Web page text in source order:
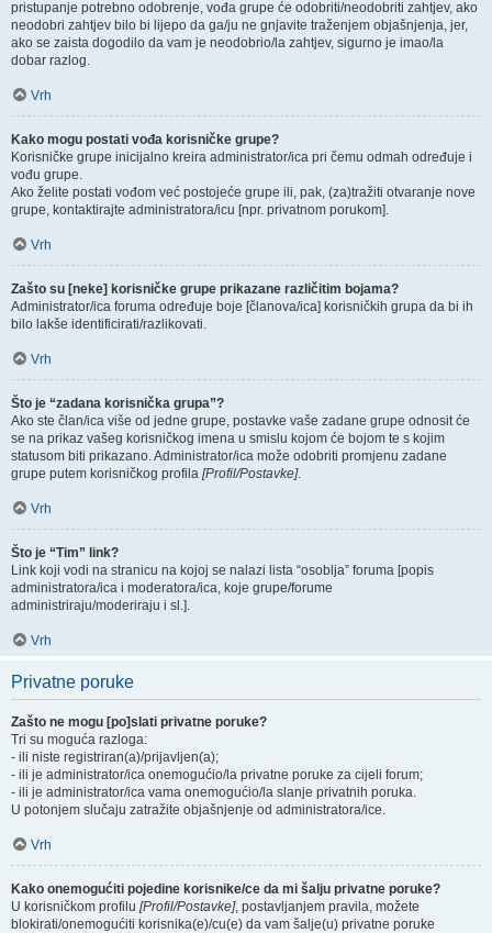
pristupanje potrebno odobrenje, vođa grupe će odobriti/neodobriti zahtjev, ako
neodobri zahtjev bilo bi lijepo da ga/ju ne gnjavite traženjem objašnjenja, jer,
ako se zaista dogodilo da vam je neodobrio/la zahtjev, sigurno je imao/la
dobar razlog.
Vrh
Kako mogu postati vođa korisničke grupe?
Korisničke grupe inicijalno kreira administrator/ica pri čemu odmah određuje i
vođu grupe.
Ako želite postati vođom već postojeće grupe ili, pak, (za)tražiti otvaranje nove
grupe, kontaktirajte administratora/icu [npr. privatnom porukom].
Vrh
Zašto su [neke] korisničke grupe prikazane različitim bojama?
Administrator/ica foruma određuje boje [članova/ica] korisničkih grupa da bi ih
bilo lakše identificirati/razlikovati.
Vrh
Što je “zadana korisnička grupa”?
Ako ste član/ica više od jedne grupe, postavke vaše zadane grupe odnosit će
se na prikaz vašeg korisničkog imena u smislu kojom će bojom te s kojim
statusom biti prikazano. Administrator/ica može odobriti promjenu zadane
grupe putem korisničkog profila [Profil/Postavke].
Vrh
Što je “Tim” link?
Link koji vodi na stranicu na kojoj se nalazi lista “osoblja” foruma [popis
administratora/ica i moderatora/ica, koje grupe/forume
administriraju/moderiraju i sl.].
Vrh
Privatne poruke
Zašto ne mogu [po]slati privatne poruke?
Tri su moguća razloga:
- ili niste registriran(a)/prijavljen(a);
- ili je administrator/ica onemogućio/la privatne poruke za cijeli forum;
- ili je administrator/ica vama onemogućio/la slanje privatnih poruka.
U potonjem slučaju zatražite objašnjenje od administratora/ice.
Vrh
Kako onemogućiti pojedine korisnike/ce da mi šalju privatne poruke?
U korisničkom profilu [Profil/Postavke], postavljanjem pravila, možete
blokirati/onemogućiti korisnika(e)/cu(e) da vam šalje(u) privatne poruke